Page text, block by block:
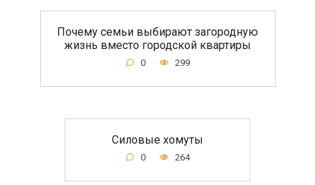
Почему семьи выбирают загородную
жизнь вместо городской квартиры
0 299
Силовые хомуты
0 264